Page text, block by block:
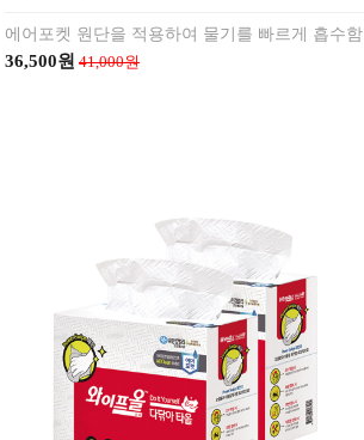
에어포켓 원단을 적용하여 물기를 빠르게 흡수함
36,500원 41,000원